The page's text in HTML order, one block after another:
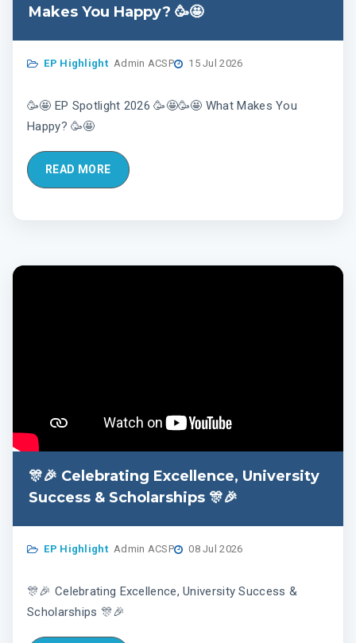
Makes You Happy? 🥳🤩
EP Highlight Admin ACSP 15 Jul 2026
🥳🤩 EP Spotlight 2026 🥳🤩🥳🤩 What Makes You
Happy? 🥳🤩
READ MORE
🎊🎉 Celebrating Excellence, University
Success & Scholarships 🎊🎉
EP Highlight Admin ACSP 08 Jul 2026
🎊🎉 Celebrating Excellence, University Success &
Scholarships 🎊🎉